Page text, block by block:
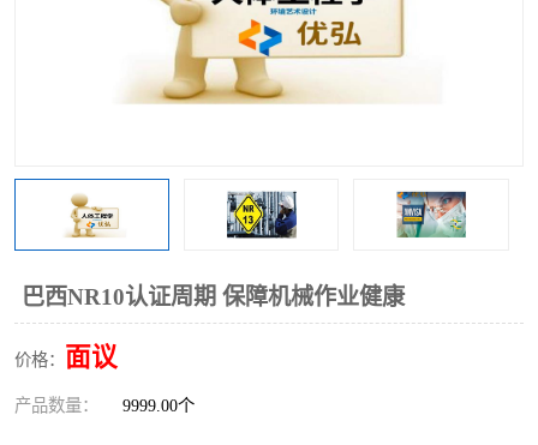
巴西NR10认证周期 保障机械作业健康
价格： 面议
产品数量： 9999.00个